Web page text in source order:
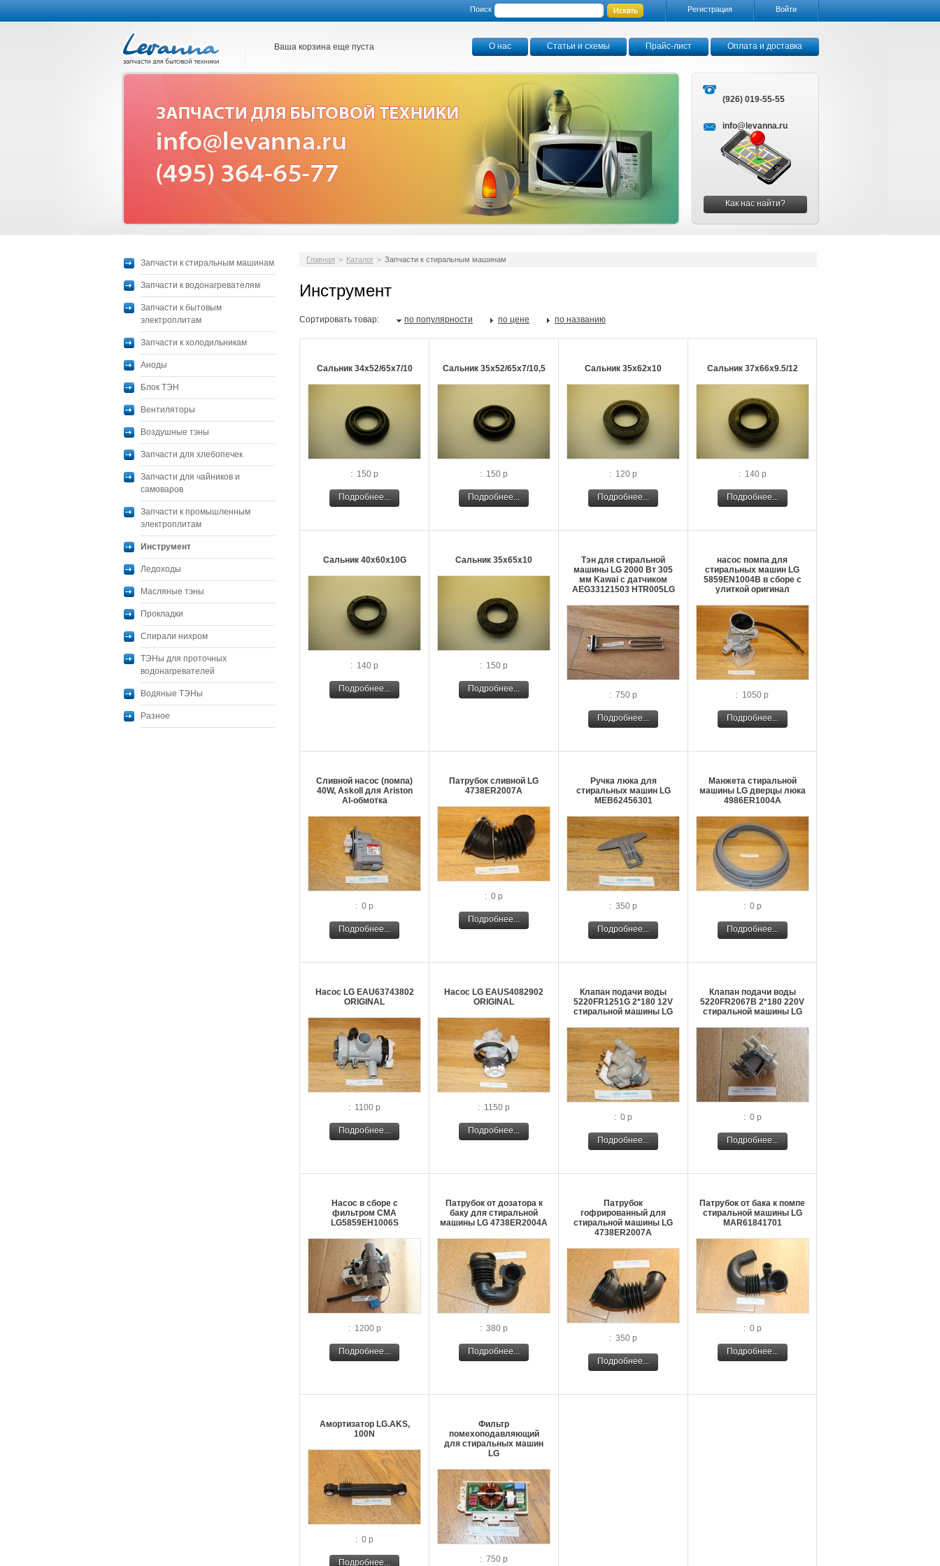
Регистрация Войти
Поиск
Ваша корзина еще пуста О нас Статьи и схемы Прайс-лист Оплата и доставка
(926) 019-55-55
info@levanna.ru
Как нас найти?
Запчасти к стиральным машинам
Запчасти к водонагревателям
Запчасти к бытовым
электроплитам
Запчасти к холодильникам
Аноды
Блок ТЭН
Вентиляторы
Воздушные тэны
Запчасти для хлебопечек
Запчасти для чайников и
самоваров
Запчасти к промышленным
электроплитам
Инструмент
Ледоходы
Масляные тэны
Прокладки
Спирали нихром
ТЭНы для проточных
водонагревателей
Водяные ТЭНы
Разное
Главная > Каталог > Запчасти к стиральным машинам
Инструмент
Сортировать товар: по популярности по цене по названию
Сальник 34х52/65х7/10
: 150 р
Подробнее...
Сальник 35х52/65х7/10,5
: 150 р
Подробнее...
Сальник 35х62х10
: 120 р
Подробнее...
Сальник 37х66х9.5/12
: 140 р
Подробнее...
Сальник 40х60х10G
: 140 р
Подробнее...
Сальник 35х65х10
: 150 р
Подробнее...
Тэн для стиральной
машины LG 2000 Вт 305
мм Kawai с датчиком
AEG33121503 HTR005LG
: 750 р
Подробнее...
насос помпа для
стиральных машин LG
5859EN1004B в сборе с
улиткой оригинал
: 1050 р
Подробнее...
Сливной насос (помпа)
40W, Askoll для Ariston
Al-обмотка
: 0 р
Подробнее...
Патрубок сливной LG
4738ER2007A
: 0 р
Подробнее...
Ручка люка для
стиральных машин LG
MEB62456301
: 350 р
Подробнее...
Манжета стиральной
машины LG дверцы люка
4986ER1004A
: 0 р
Подробнее...
Насос LG EAU63743802
ORIGINAL
: 1100 р
Подробнее...
Насос LG EAUS4082902
ORIGINAL
: 1150 р
Подробнее...
Клапан подачи воды
5220FR1251G 2*180 12V
стиральной машины LG
: 0 р
Подробнее...
Клапан подачи воды
5220FR2067В 2*180 220V
стиральной машины LG
: 0 р
Подробнее...
Насос в сборе с
фильтром СМА
LG5859EH1006S
: 1200 р
Подробнее...
Патрубок от дозатора к
баку для стиральной
машины LG 4738ER2004A
: 380 р
Подробнее...
Патрубок
гофрированный для
стиральной машины LG
4738ER2007A
: 350 р
Подробнее...
Патрубок от бака к помпе
стиральной машины LG
MAR61841701
: 0 р
Подробнее...
Амортизатор LG.AKS,
100N
: 0 р
Подробнее...
Фильтр
помехоподавляющий
для стиральных машин
LG
: 750 р